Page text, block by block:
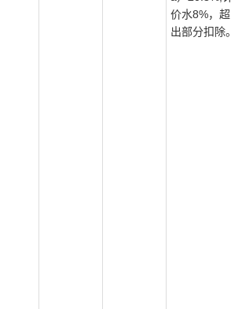
价水8%，超
出部分扣除